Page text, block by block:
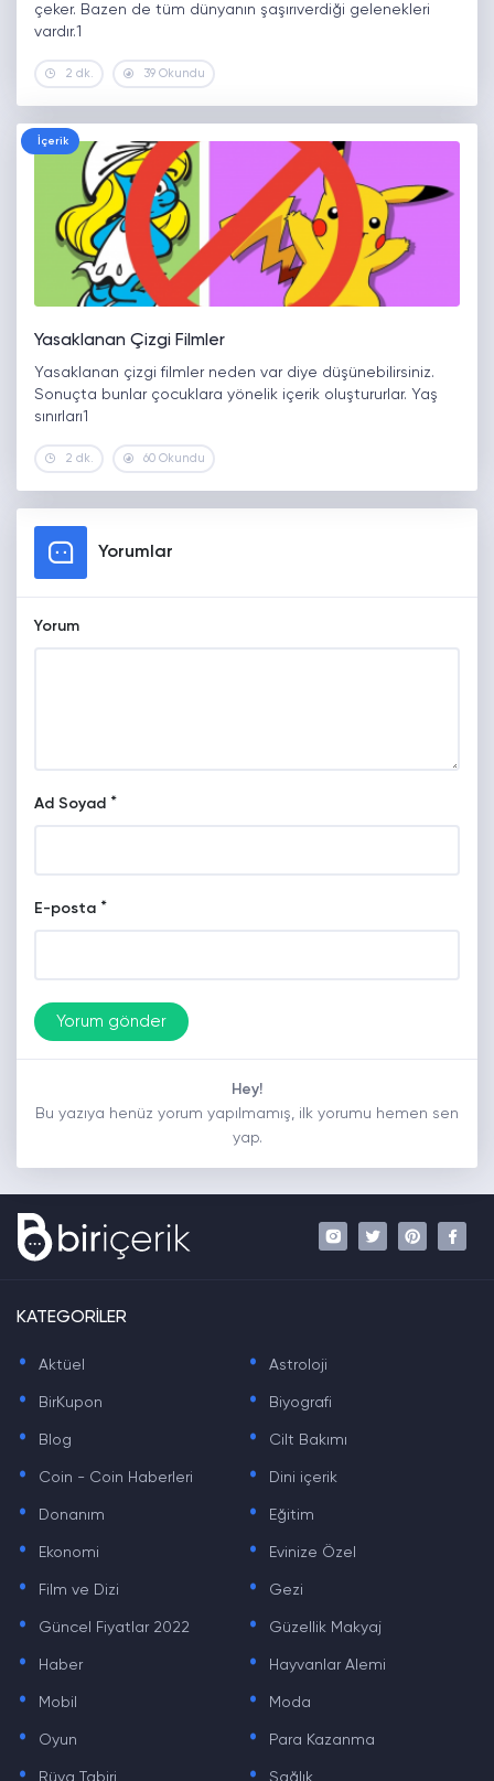
çeker. Bazen de tüm dünyanın şaşırıverdiği gelenekleri
vardır.1
2 dk. 39 Okundu
İçerik
Yasaklanan Çizgi Filmler
Yasaklanan çizgi filmler neden var diye düşünebilirsiniz.
Sonuçta bunlar çocuklara yönelik içerik oluştururlar. Yaş
sınırları1
2 dk. 60 Okundu
Yorumlar
Yorum
Ad Soyad *
E-posta *
Hey!
Bu yazıya henüz yorum yapılmamış, ilk yorumu hemen sen
yap.
KATEGORİLER
. Aktüel . Astroloji
. BirKupon . Biyografi
. Blog . Cilt Bakımı
. Coin - Coin Haberleri . Dini içerik
. Donanım . Eğitim
. Ekonomi . Evinize Özel
. Film ve Dizi . Gezi
. Güncel Fiyatlar 2022 . Güzellik Makyaj
. Haber . Hayvanlar Alemi
. Mobil . Moda
. Oyun . Para Kazanma
. Rüya Tabiri . Sağlık